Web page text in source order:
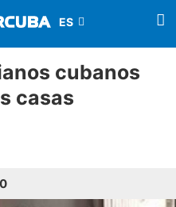
cubanos
casas